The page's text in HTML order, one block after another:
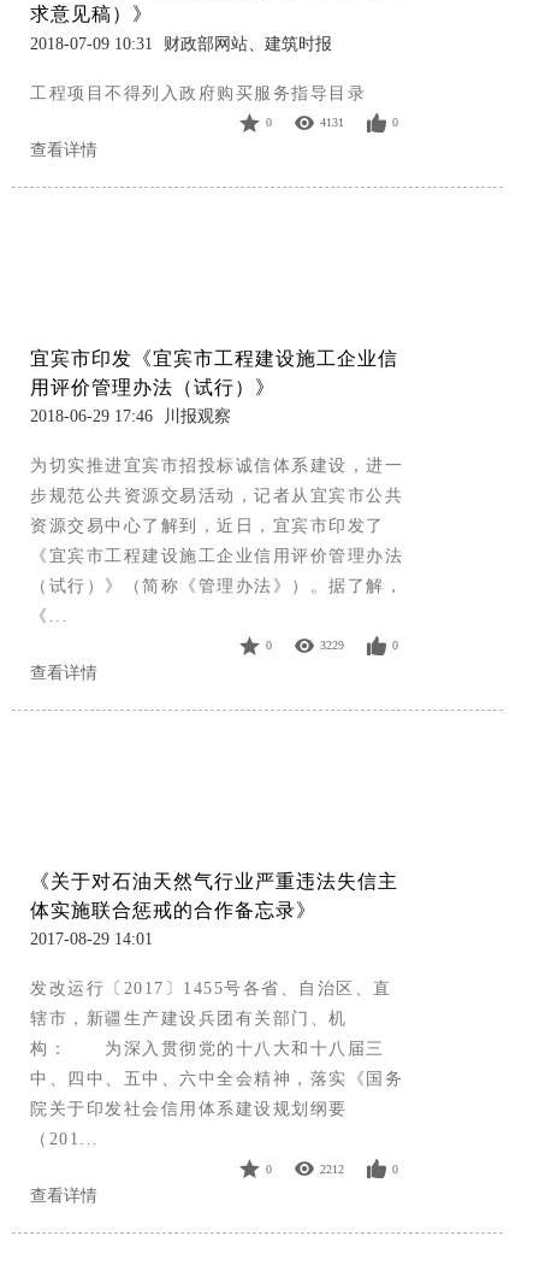
求意见稿）》
2018-07-09 10:31 财政部网站、建筑时报
工程项目不得列入政府购买服务指导目录
0 4131 0
查看详情
宜宾市印发《宜宾市工程建设施工企业信
用评价管理办法（试行）》
2018-06-29 17:46 川报观察
为切实推进宜宾市招投标诚信体系建设，进一
步规范公共资源交易活动，记者从宜宾市公共
资源交易中心了解到，近日，宜宾市印发了
《宜宾市工程建设施工企业信用评价管理办法
（试行）》（简称《管理办法》）。据了解，
《...
0 3229 0
查看详情
《关于对石油天然气行业严重违法失信主
体​​实施联合惩戒的合作备忘录》
2017-08-29 14:01
发改运行〔2017〕1455号各省、自治区、直
辖市，新疆生产建设兵团有关部门、机
构： 为深入贯彻党的十八大和十八届三
中、四中、五中、六中全会精神，落实《国务
院关于印发社会信用体系建设规划纲要
（201...
0 2212 0
查看详情